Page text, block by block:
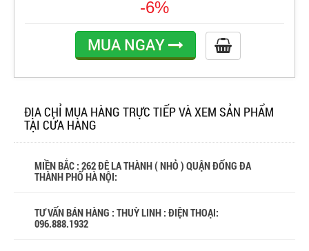
-6%
MUA NGAY
ĐỊA CHỈ MUA HÀNG TRỰC TIẾP VÀ XEM SẢN PHẨM
TẠI CỬA HÀNG
MIỀN BẮC : 262 ĐÊ LA THÀNH ( NHỎ ) QUẬN ĐỐNG ĐA
THÀNH PHỐ HÀ NỘI:
TƯ VẤN BÁN HÀNG : THUỲ LINH : ĐIỆN THOẠI:
096.888.1932